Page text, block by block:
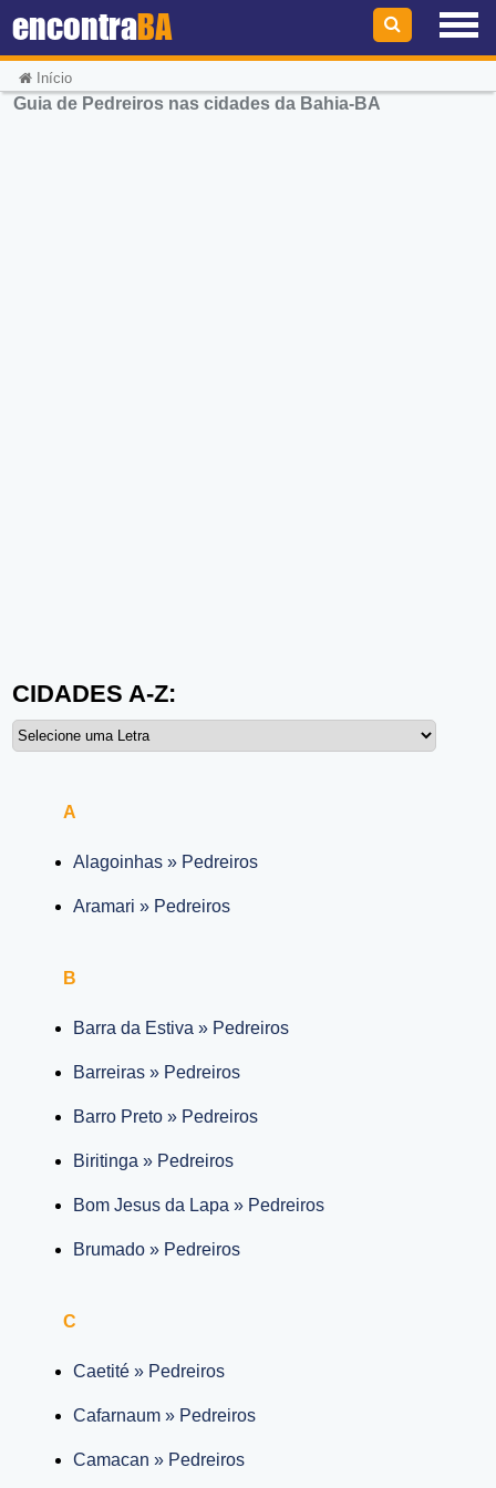
encontraBA
Início
Guia de Pedreiros nas cidades da Bahia-BA
CIDADES A-Z:
A
Alagoinhas » Pedreiros
Aramari » Pedreiros
B
Barra da Estiva » Pedreiros
Barreiras » Pedreiros
Barro Preto » Pedreiros
Biritinga » Pedreiros
Bom Jesus da Lapa » Pedreiros
Brumado » Pedreiros
C
Caetité » Pedreiros
Cafarnaum » Pedreiros
Camacan » Pedreiros